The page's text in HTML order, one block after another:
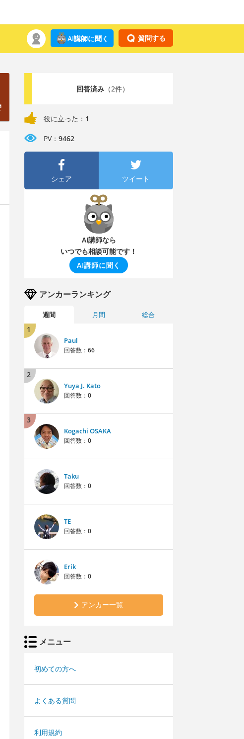
質問する
AI講師に聞く
回答済み（2件）
役に立った： 1
PV： 9462
シェア ツイート
AI講師なら
いつでも相談可能です！
AI講師に聞く
アンカーランキング
週間 月間 総合
1
Paul
回答数： 66
2
Yuya J. Kato
回答数： 0
3
Kogachi OSAKA
回答数： 0
Taku
回答数： 0
TE
回答数： 0
Erik
回答数： 0
アンカー一覧
メニュー
初めての方へ
よくある質問
利用規約